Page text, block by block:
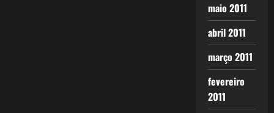
maio 2011
abril 2011
março 2011
fevereiro
2011